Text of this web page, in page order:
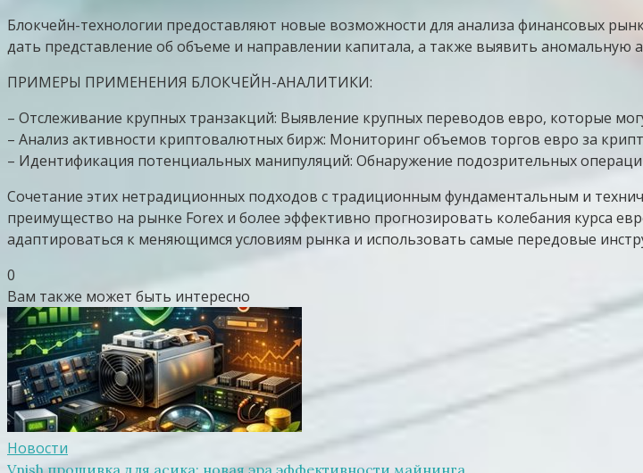
Блокчейн-технологии предоставляют новые возможности для анализа финансовых
дать представление об объеме и направлении капитала, а также выявить аномальную
ПРИМЕРЫ ПРИМЕНЕНИЯ БЛОКЧЕЙН-АНАЛИТИКИ:
– Отслеживание крупных транзакций: Выявление крупных переводов евро, которые
– Анализ активности криптовалютных бирж: Мониторинг объемов торгов евро за
– Идентификация потенциальных манипуляций: Обнаружение подозрительных
Сочетание этих нетрадиционных подходов с традиционным фундаментальным и
преимущество на рынке Forex и более эффективно прогнозировать колебания курса
адаптироваться к меняющимся условиям рынка и использовать самые передовые
0
Вам также может быть интересно
Новости
Vnish прошивка для асика: новая эра эффективности майнинга